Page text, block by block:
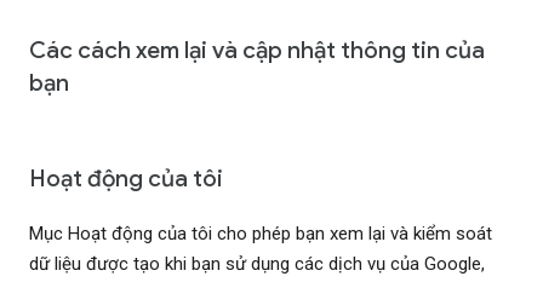
Các cách xem lại và cập nhật thông tin của
bạn
Hoạt động của tôi
Mục Hoạt động của tôi cho phép bạn xem lại và kiểm soát
dữ liệu được tạo khi bạn sử dụng các dịch vụ của Google,